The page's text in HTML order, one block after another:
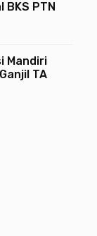
PTN
Mandiri
TA